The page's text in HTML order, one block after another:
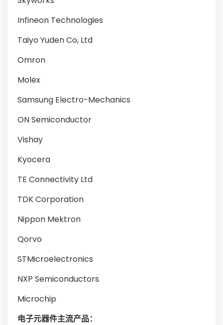
Infineon Technologies
Taiyo Yuden Co, Ltd
Omron
Molex
Samsung Electro-Mechanics
ON Semiconductor
Vishay
Kyocera
TE Connectivity Ltd
TDK Corporation
Nippon Mektron
Qorvo
STMicroelectronics
NXP Semiconductors
Microchip
电子元器件主流产品：